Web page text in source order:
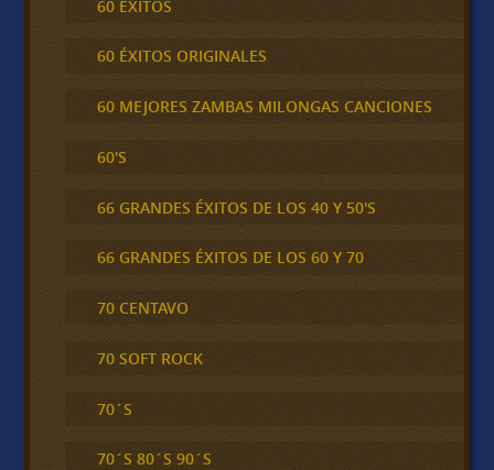
60 ÉXITOS
60 ÉXITOS ORIGINALES
60 MEJORES ZAMBAS MILONGAS CANCIONES
60'S
66 GRANDES ÉXITOS DE LOS 40 Y 50'S
66 GRANDES ÉXITOS DE LOS 60 Y 70
70 CENTAVO
70 SOFT ROCK
70´S
70´S 80´S 90´S